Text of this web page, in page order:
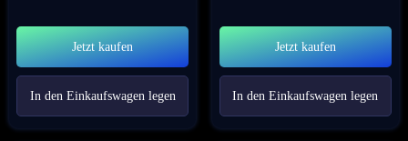
Jetzt kaufen
In den Einkaufswagen legen
Jetzt kaufen
In den Einkaufswagen legen